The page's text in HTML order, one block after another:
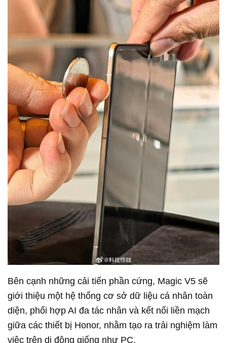
Bên cạnh những cải tiến phần cứng, Magic V5 sẽ
giới thiệu một hệ thống cơ sở dữ liệu cá nhân toàn
diện, phối hợp AI đa tác nhân và kết nối liền mạch
giữa các thiết bị Honor, nhằm tạo ra trải nghiệm làm
việc trên di động giống như PC.